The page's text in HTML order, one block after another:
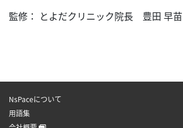
監修： とよだクリニック院長 豊田 早苗
NsPaceについて
用語集